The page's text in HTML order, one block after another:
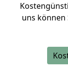
uns können